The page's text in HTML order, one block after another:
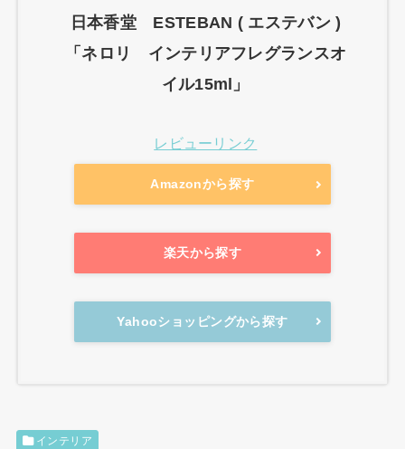
日本香堂 ESTEBAN ( エステバン )
「ネロリ インテリアフレグランスオ
イル15ml」
レビューリンク
Amazonから探す
楽天から探す
Yahooショッピングから探す
インテリア